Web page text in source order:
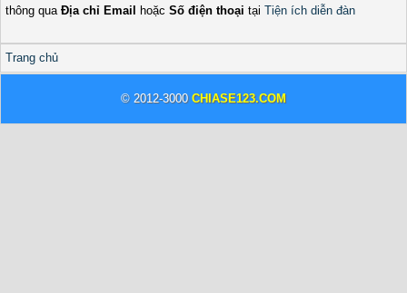
thông qua Địa chỉ Email hoặc Số điện thoại tại Tiện ích diễn đàn
Trang chủ
© 2012-3000 CHIASE123.COM